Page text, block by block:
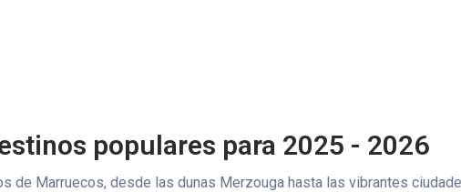
populares para 2025 - 2026
de Marruecos, desde las dunas Merzouga hasta las vibrantes